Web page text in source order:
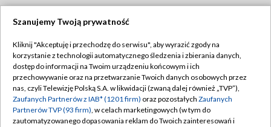
TVP
Abonament TVP
Emisja w TVP
Centrum informacji TVP
Regulamin TVP
Polityka prywatności
Moje zgody
Szanujemy Twoją prywatność
Kliknij "Akceptuję i przechodzę do serwisu", aby wyrazić zgody na
korzystanie z technologii automatycznego śledzenia i zbierania danych,
dostęp do informacji na Twoim urządzeniu końcowym i ich
przechowywanie oraz na przetwarzanie Twoich danych osobowych przez
nas, czyli Telewizję Polską S.A. w likwidacji (zwaną dalej również „TVP”),
Zaufanych Partnerów z IAB* (1201 firm) oraz pozostałych Zaufanych
Partnerów TVP (93 firm), w celach marketingowych (w tym do
zautomatyzowanego dopasowania reklam do Twoich zainteresowań i